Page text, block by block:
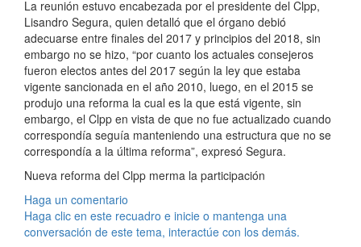
La reunión estuvo encabezada por el presidente del Clpp,
Lisandro Segura, quien detalló que el órgano debió
adecuarse entre finales del 2017 y principios del 2018, sin
embargo no se hizo, “por cuanto los actuales consejeros
fueron electos antes del 2017 según la ley que estaba
vigente sancionada en el año 2010, luego, en el 2015 se
produjo una reforma la cual es la que está vigente, sin
embargo, el Clpp en vista de que no fue actualizado cuando
correspondía seguía manteniendo una estructura que no se
correspondía a la última reforma”, expresó Segura.
Nueva reforma del Clpp merma la participación
Haga un comentario
Haga clic en este recuadro e inicie o mantenga una
conversación de este tema, interactúe con los demás.